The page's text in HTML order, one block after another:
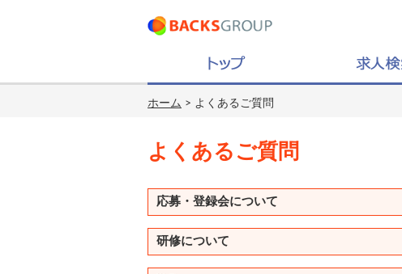
ホーム > よくあるご質問
よくあるご質問
応募・登録会について
研修について